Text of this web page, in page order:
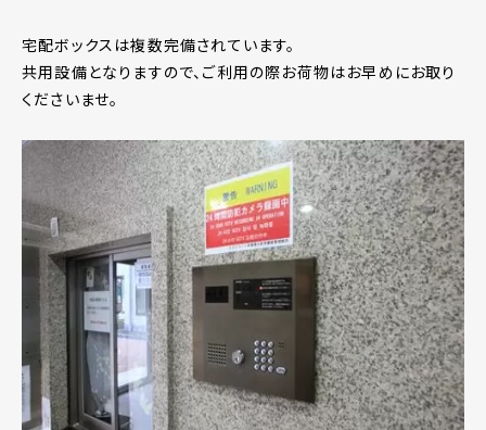
宅配ボックスは複数完備されています。
共用設備となりますので、ご利用の際お荷物はお早めにお取り
くださいませ。